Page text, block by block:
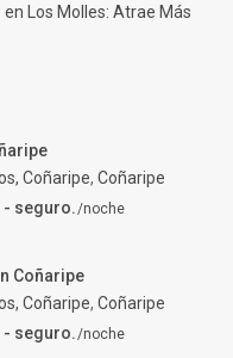
Los Molles: Atrae Más
Coñaripe, Coñaripe
- seguro./noche
Coñaripe
Coñaripe, Coñaripe
seguro./noche